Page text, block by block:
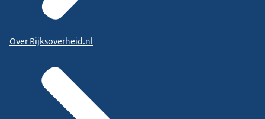
Over Rijksoverheid.nl